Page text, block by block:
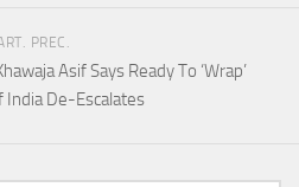
PREC.
Asif Says Ready To ‘Wrap’
India De-Escalates